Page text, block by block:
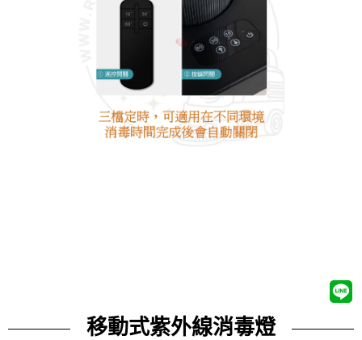
移動式紫外線消毒燈